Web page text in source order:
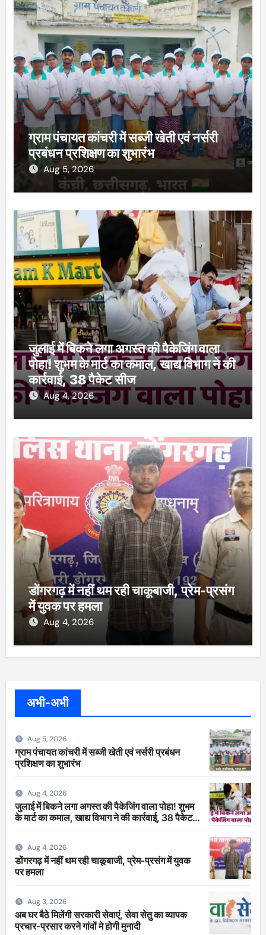
ग्राम पंचायत कांचरी में सब्जी खेती एवं नर्सरी
प्रबंधन प्रशिक्षण का शुभारंभ
Aug 5, 2026
जुलाई में बिकने लगा अगस्त की पैकेजिंग वाला
पोहा! शुभम के मार्ट का कमाल, खाद्य विभाग ने की
कार्रवाई, 38 पैकेट सीज
Aug 4, 2026
डोंगरगढ़ में नहीं थम रही चाकूबाजी, प्रेम-प्रसंग
में युवक पर हमला
Aug 4, 2026
अभी-अभी
Aug 5, 2026
ग्राम पंचायत कांचरी में सब्जी खेती एवं नर्सरी प्रबंधन
प्रशिक्षण का शुभारंभ
Aug 4, 2026
जुलाई में बिकने लगा अगस्त की पैकेजिंग वाला पोहा! शुभम
के मार्ट का कमाल, खाद्य विभाग ने की कार्रवाई, 38 पैकेट
सीज
Aug 4, 2026
डोंगरगढ़ में नहीं थम रही चाकूबाजी, प्रेम-प्रसंग में युवक
पर हमला
Aug 3, 2026
अब घर बैठे मिलेंगी सरकारी सेवाएं, सेवा सेतु का व्यापक
प्रचार-प्रसार करने गांवों मे होगी मुनादी